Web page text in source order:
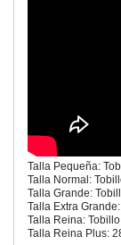
Talla Pequeña:
Talla Normal:
Talla Grande:
Talla Extra
Talla Reina:
Talla Reina Plus: